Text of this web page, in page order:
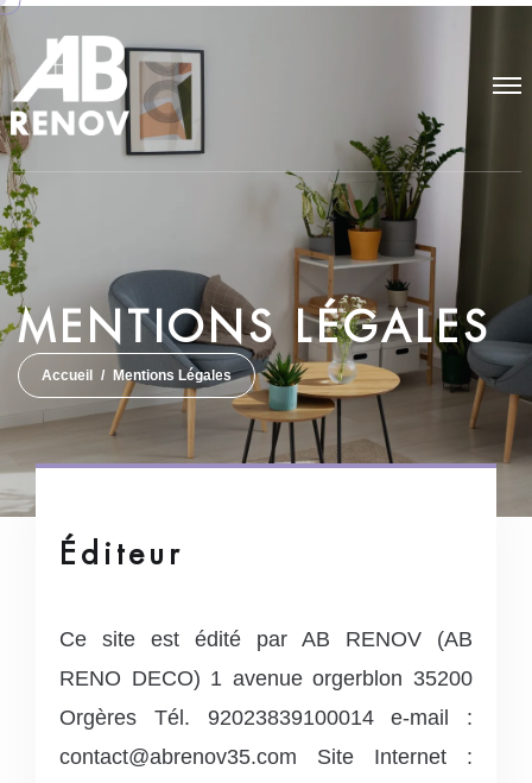
MENTIONS LÉGALES
Accueil Mentions Légales
Éditeur
Ce site est édité par AB RENOV (AB
RENO DECO) 1 avenue orgerblon 35200
Orgères Tél. 92023839100014e-mail :
contact@abrenov35.com Site Internet :